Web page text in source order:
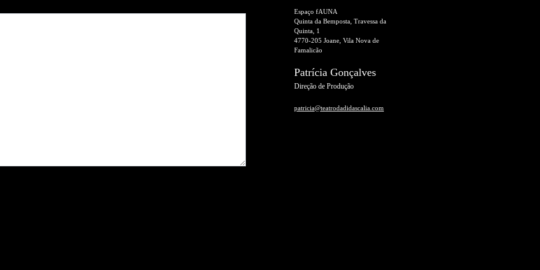
Espaço fAUNA
Quinta da Bemposta, Travessa da
Quinta, 1
4770-205 Joane, Vila Nova de
Famalicão
Patrícia Gonçalves
Direção de Produção
patricia@teatrodadidascalia.com